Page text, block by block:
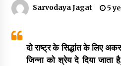
Sarvodaya Jagat 5
दो राष्ट्र के सिद्धांत के लिए
जिन्ना को श्रेय दे दिया जाता